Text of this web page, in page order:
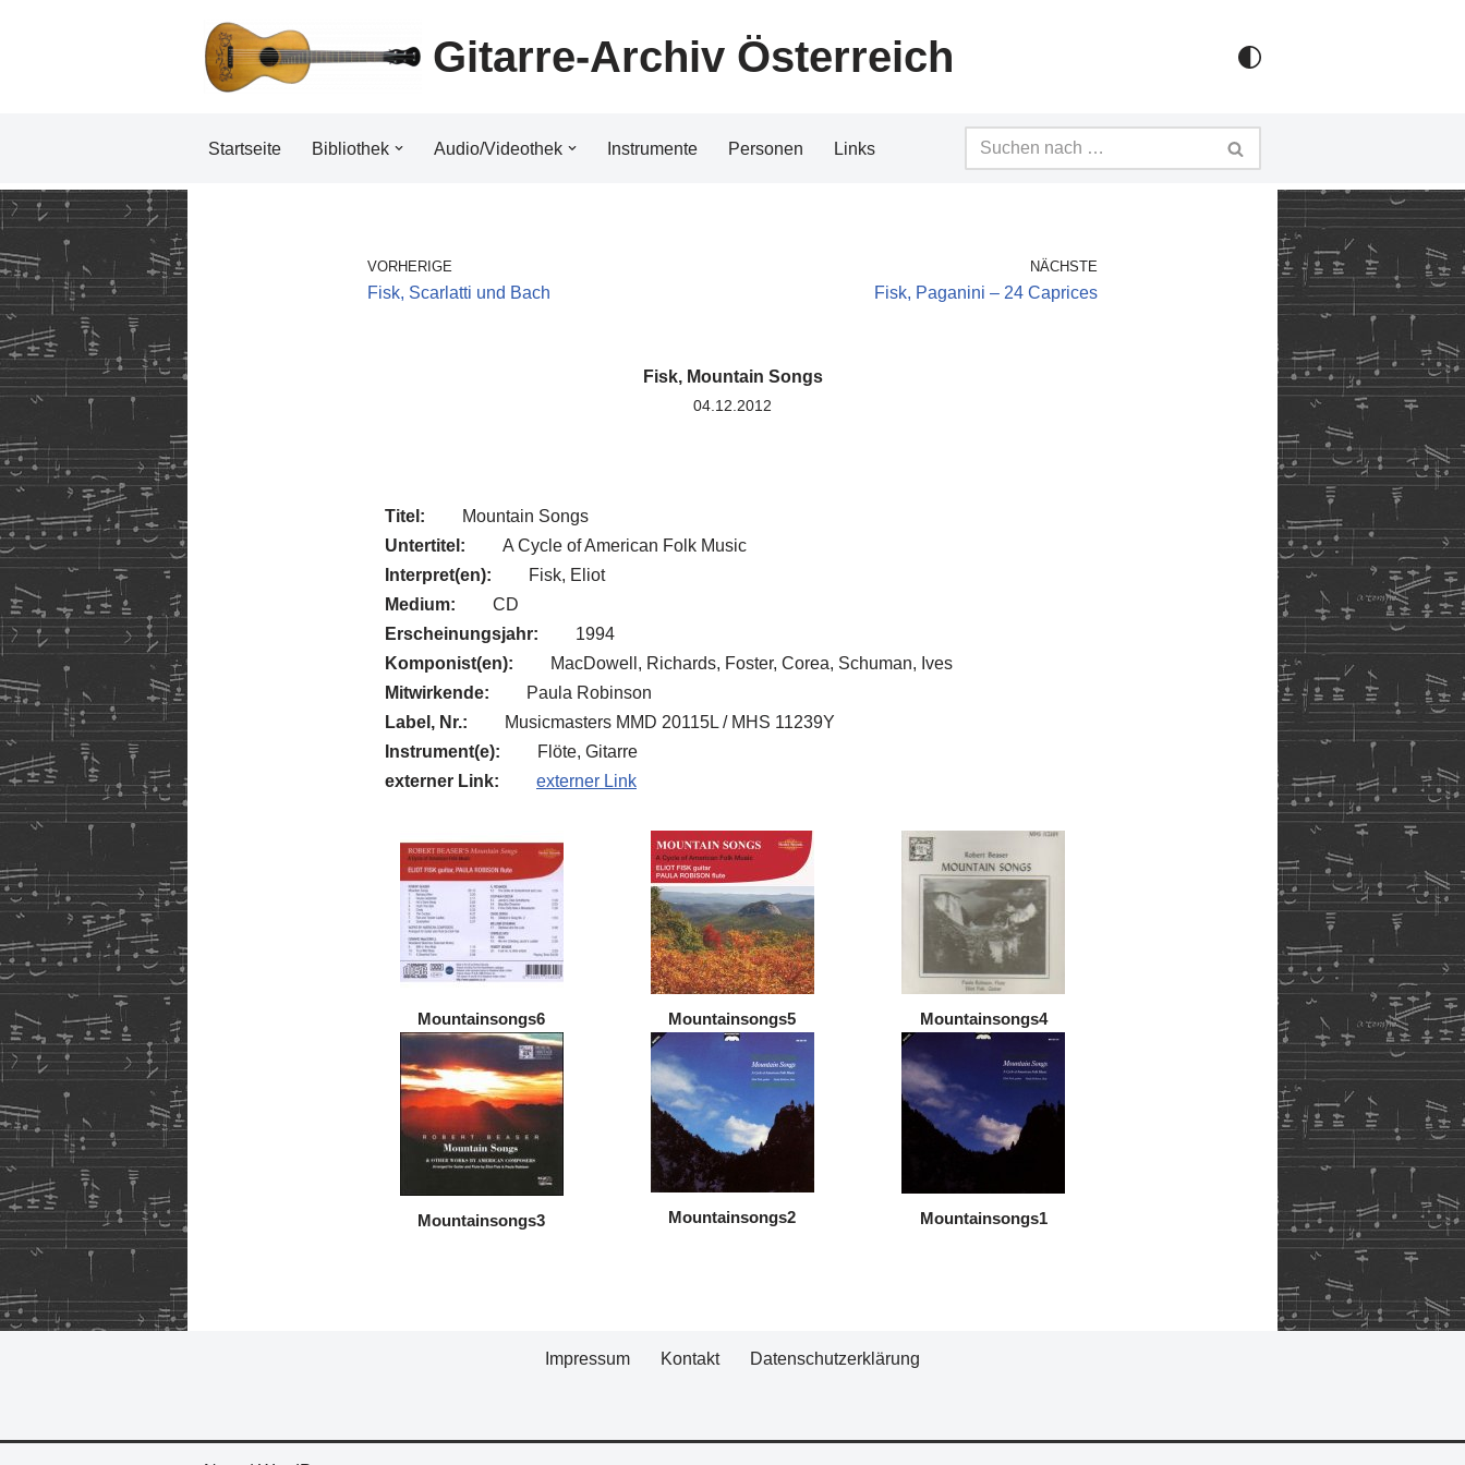
Gitarre-Archiv Österreich
Startseite Bibliothek Audio/Videothek Instrumente Personen Links
VORHERIGE
Fisk, Scarlatti und Bach
NÄCHSTE
Fisk, Paganini – 24 Caprices
Fisk, Mountain Songs
04.12.2012
Titel:
Mountain Songs
Untertitel:
A Cycle of American Folk Music
Interpret(en):
Fisk, Eliot
Medium:
CD
Erscheinungsjahr:
1994
Komponist(en):
MacDowell, Richards, Foster, Corea, Schuman, Ives
Mitwirkende:
Paula Robinson
Label, Nr.:
Musicmasters MMD 20115L / MHS 11239Y
Instrument(e):
Flöte, Gitarre
externer Link:
externer Link
Mountainsongs6 Mountainsongs5 Mountainsongs4
Mountainsongs3 Mountainsongs2 Mountainsongs1
Impressum Kontakt Datenschutzerklärung